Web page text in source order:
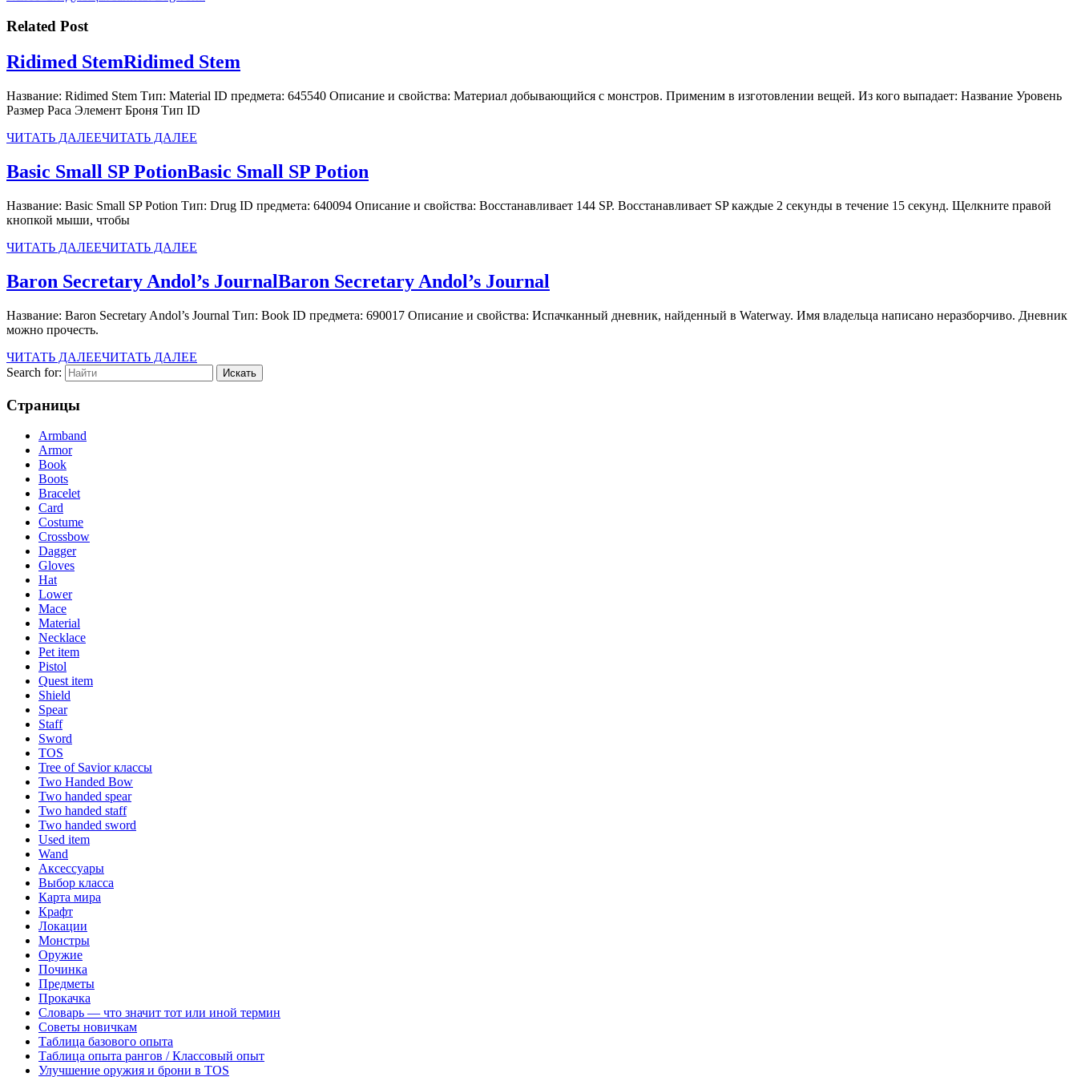
Related Post
Ridimed StemRidimed Stem
Название: Ridimed Stem Тип: Material ID предмета: 645540 Описание и свойства: Материал добывающийся с монстров. Применим в изготовлении вещей. Из кого выпадает: Название Уровень
Размер Раса Элемент Броня Тип ID
ЧИТАТЬ ДАЛЕЕЧИТАТЬ ДАЛЕЕ
Basic Small SP PotionBasic Small SP Potion
Название: Basic Small SP Potion Тип: Drug ID предмета: 640094 Описание и свойства: Восстанавливает 144 SP. Восстанавливает SP каждые 2 секунды в течение 15 секунд. Щелкните правой
кнопкой мыши, чтобы
ЧИТАТЬ ДАЛЕЕЧИТАТЬ ДАЛЕЕ
Baron Secretary Andol’s JournalBaron Secretary Andol’s Journal
Название: Baron Secretary Andol’s Journal Тип: Book ID предмета: 690017 Описание и свойства: Испачканный дневник, найденный в Waterway. Имя владельца написано неразборчиво. Дневник
можно прочесть.
ЧИТАТЬ ДАЛЕЕЧИТАТЬ ДАЛЕЕ
Search for:
Страницы
Armband
Armor
Book
Boots
Bracelet
Card
Costume
Crossbow
Dagger
Gloves
Hat
Lower
Mace
Material
Necklace
Pet item
Pistol
Quest item
Shield
Spear
Staff
Sword
TOS
Tree of Savior классы
Two Handed Bow
Two handed spear
Two handed staff
Two handed sword
Used item
Wand
Аксессуары
Выбор класса
Карта мира
Крафт
Локации
Монстры
Оружие
Починка
Предметы
Прокачка
Словарь — что значит тот или иной термин
Советы новичкам
Таблица базового опыта
Таблица опыта рангов / Классовый опыт
Улучшение оружия и брони в TOS